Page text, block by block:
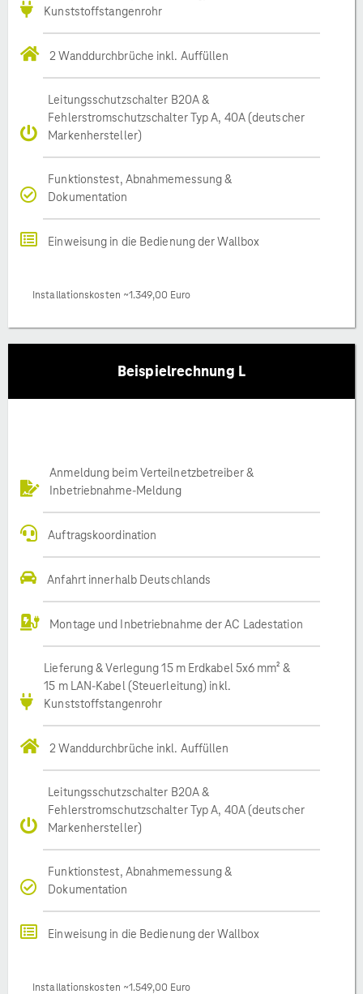
Kunststoffstangenrohr
2 Wanddurchbrüche inkl. Auffüllen
Leitungsschutzschalter B20A &
Fehlerstromschutzschalter Typ A, 40A (deutscher
Markenhersteller)
Funktionstest, Abnahmemessung &
Dokumentation
Einweisung in die Bedienung der Wallbox
Installationskosten ~1.349,00 Euro
Beispielrechnung L
Anmeldung beim Verteilnetzbetreiber &
Inbetriebnahme-Meldung
Auftragskoordination
Anfahrt innerhalb Deutschlands
Montage und Inbetriebnahme der AC Ladestation
Lieferung & Verlegung 15 m Erdkabel 5x6 mm² &
15 m LAN-Kabel (Steuerleitung) inkl.
Kunststoffstangenrohr
2 Wanddurchbrüche inkl. Auffüllen
Leitungsschutzschalter B20A &
Fehlerstromschutzschalter Typ A, 40A (deutscher
Markenhersteller)
Funktionstest, Abnahmemessung &
Dokumentation
Einweisung in die Bedienung der Wallbox
Installationskosten ~1.549,00 Euro